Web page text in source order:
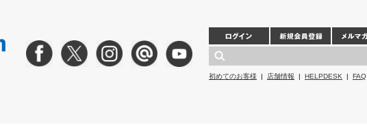
初めてのお客様 | 店舗情報 | HELPDESK | FAQ